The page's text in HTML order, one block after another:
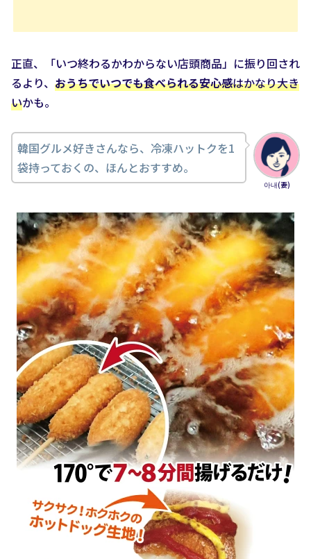
正直、「いつ終わるかわからない店頭商品」に振り回され
るより、 おうちでいつでも食べられる安心感はかなり大き
いかも。
아내(妻)
韓国グルメ好きさんなら、冷凍ハットクを1
袋持っておくの、ほんとおすすめ。